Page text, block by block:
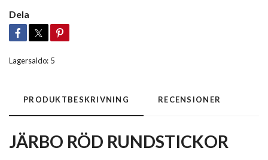
Dela
Lagersaldo: 5
PRODUKTBESKRIVNING RECENSIONER
JÄRBO RÖD RUNDSTICKOR